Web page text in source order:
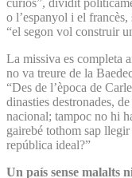
o l’espanyol i el
“el segon vol construir
La missiva es completa
no va treure de la
“Des de l’època de
dinasties destronades,
nacional; tampoc no hi
gairebé tothom sap
república ideal?”
Un país sense malalts